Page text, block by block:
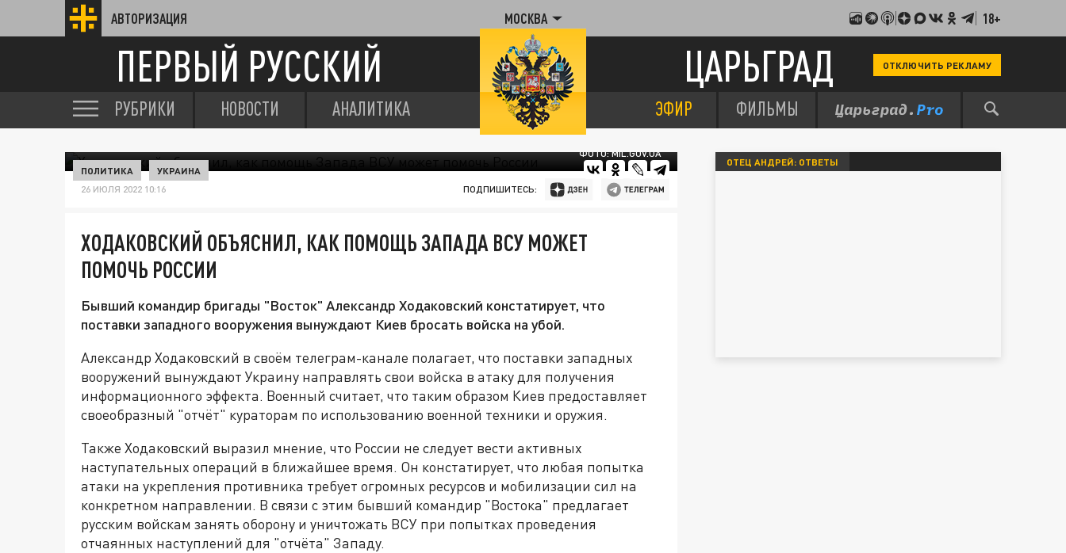
АВТОРИЗАЦИЯ МОСКВА 18+
ПЕРВЫЙ РУССКИЙ ЦАРЬГРАД ОТКЛЮЧИТЬ РЕКЛАМУ
РУБРИКИ НОВОСТИ АНАЛИТИКА ЭФИР ФИЛЬМЫ
ФОТО: MIL.GOV.UA
ПОЛИТИКА УКРАИНА
26 ИЮЛЯ 2022 10:16 ПОДПИШИТЕСЬ:
ХОДАКОВСКИЙ ОБЪЯСНИЛ, КАК ПОМОЩЬ ЗАПАДА ВСУ МОЖЕТ
ПОМОЧЬ РОССИИ
Бывший командир бригады "Восток" Александр Ходаковский констатирует, что
поставки западного вооружения вынуждают Киев бросать войска на убой.
Александр Ходаковский в своём телеграм-канале полагает, что поставки западных
вооружений вынуждают Украину направлять свои войска в атаку для получения
информационного эффекта. Военный считает, что таким образом Киев предоставляет
своеобразный "отчёт" кураторам по использованию военной техники и оружия.
Также Ходаковский выразил мнение, что России не следует вести активных
наступательных операций в ближайшее время. Он констатирует, что любая попытка
атаки на укрепления противника требует огромных ресурсов и мобилизации сил на
конкретном направлении. В связи с этим бывший командир "Востока" предлагает
русским войскам занять оборону и уничтожать ВСУ при попытках проведения
отчаянных наступлений для "отчёта" Западу.
ОТЕЦ АНДРЕЙ: ОТВЕТЫ